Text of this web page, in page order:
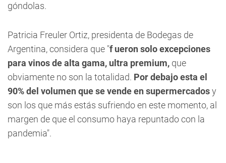
góndolas.
Patricia Freuler Ortiz, presidenta de Bodegas de
Argentina, considera que "fueron solo excepciones
para vinos de alta gama, ultra premium, que
obviamente no son la totalidad. Por debajo esta el
90% del volumen que se vende en supermercadosy
son los que más estás sufriendo en este momento, al
margen de que el consumo haya repuntado con la
pandemia".